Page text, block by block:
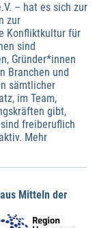
– hat es sich zur
zur
Konfliktkultur für
sind
Gründer*innen
Branchen und
sämtlicher
im Team,
gibt,
freiberuflich
Mehr
Mitteln der